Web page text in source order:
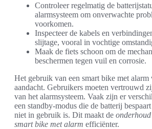
Controleer regelmatig de
alarmsysteem om onverwachte
voorkomen.
Inspecteer de kabels en
slijtage, vooral in vochtige
Maak de fiets schoon om de
beschermen tegen vuil en corrosie.
Het gebruik van een smart bike met alarm
aandacht. Gebruikers moeten vertrouwd
van het alarmsysteem. Vaak zijn er
een standby-modus die de batterij
niet in gebruik is. Dit maakt de
smart bike met alarm efficiënter.